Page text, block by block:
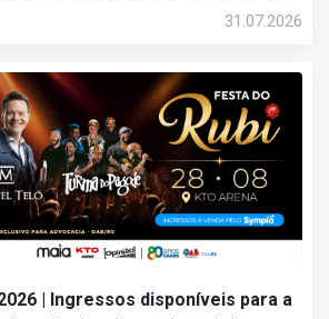
31.07.2026
| Ingressos disponíveis para a